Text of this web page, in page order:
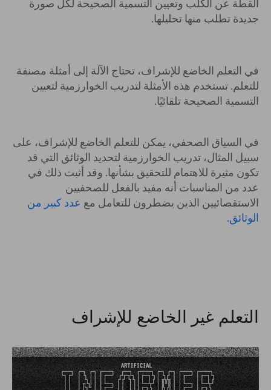
القطة عن الكلب وتعيين التسمية الصحيحة لكل صورة
جديدة تطلب منها تحليلها.
في التعلم الخاضع للإشراف، تحتاج الآلة إلى أمثلة مصنفة
للتعلم. تستخدم هذه الأمثلة لتدريب الخوارزمية لتعيين
التسمية الصحيحة تلقائيًا.
في السياق الصحفي، يمكن للتعلم الخاضع للإشراف، على
سبيل المثال، تدريب الخوارزمية لتحديد الوثائق التي قد
تكون مثيرة للاهتمام للتحقيق بشأنها. وقد أثبت ذلك في
عدد من المناسبات أنه مفيد بالفعل للصحفيين
الاستقصائيين الذين يضطرون للتعامل مع عدد كبير من
الوثائق.
التعلم غير الخاضع للإشراف